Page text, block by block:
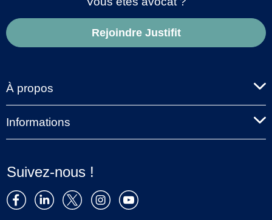
Rejoindre Justifit
À propos
Informations
Suivez-nous !